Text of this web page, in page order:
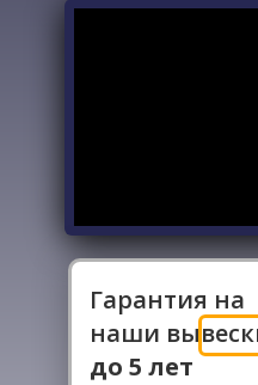
Гарантия на
наши
до 5 лет